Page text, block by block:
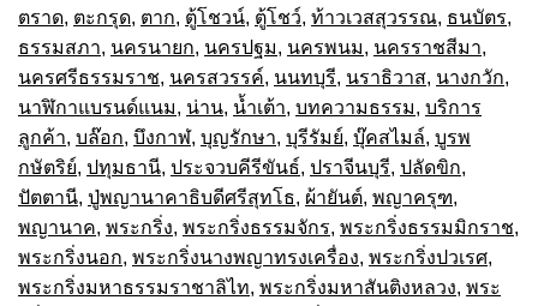
ตราด, ตะกรุด, ตาก, ตู้โชวน์, ตู้โชว์, ท้าวเวสสุวรรณ, ธนบัตร,
ธรรมสภา, นครนายก, นครปฐม, นครพนม, นครราชสีมา,
นครศรีธรรมราช, นครสวรรค์, นนทบุรี, นราธิวาส, นางกวัก,
นาฬิกาแบรนด์แนม, น่าน, น้ำเต้า, บทความธรรม, บริการ
ลูกค้า, บล๊อก, บึงกาฬ, บุญรักษา, บุรีรัมย์, บุ๊คสไมล์, บูรพ
กษัตริย์, ปทุมธานี, ประจวบคีรีขันธ์, ปราจีนบุรี, ปลัดขิก,
ปัตตานี, ปู่พญานาคาธิบดีศรีสุทโธ, ผ้ายันต์, พญาครุฑ,
พญานาค, พระกริ่ง, พระกริ่งธรรมจักร, พระกริ่งธรรมมิกราช,
พระกริ่งนอก, พระกริ่งนางพญาทรงเครื่อง, พระกริ่งปวเรศ,
พระกริ่งมหาธรรมราชาลิไท, พระกริ่งมหาสันติงหลวง, พระ